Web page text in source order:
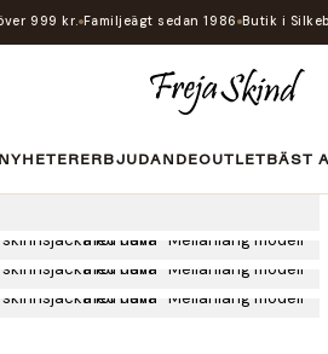
999 kr. Familjeägt sedan 1986 Butik i
NYHETER ERBJUDANDE OUTLET BÄST